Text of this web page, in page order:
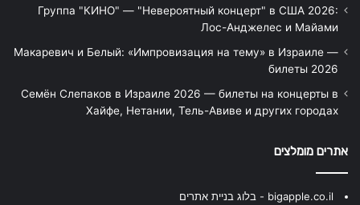
Группа "КИНО" — "Невероятный концерт" в США 2026:
Лос-Анджелес и Майами
Макаревич и Белый: «Импровизация на тему» в Израиле —
билеты 2026
Семён Слепаков в Израиле 2026 — билеты на концерты в
Хайфе, Нетании, Тель-Авиве и других городах
אתרים מומלצים
bigapple.co.il - בלוג בניית אתרים